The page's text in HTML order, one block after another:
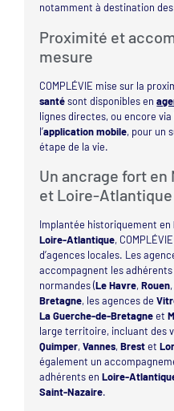
notamment à destination
Proximité et
mesure
COMPLÉVIE mise sur la
santésont disponibles en
lignes directes, ou encore via
l’application mobile, pour un
étape de la vie.
Un ancrage fort en
et Loire-Atlantique
Implantée historiquement en
Loire-Atlantique,
d’agences locales. Les
accompagnent les
normandes (Le Havre,Rouen
Bretagne, les agences de
La Guerche-de-Bretagneet
large territoire, incluant des
Quimper,Vannes,Brestet
également un
adhérents enLoire-
Saint-Nazaire.